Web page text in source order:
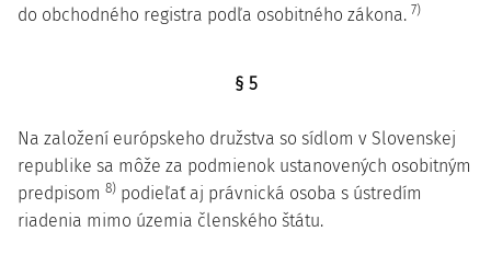
do obchodného registra podľa osobitného zákona. 7)
§ 5
Na založení európskeho družstva so sídlom v Slovenskej
republike sa môže za podmienok ustanovených osobitným
predpisom 8) podieľať aj právnická osoba s ústredím
riadenia mimo územia členského štátu.